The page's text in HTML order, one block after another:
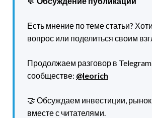
Есть мнение по теме статьи?
вопрос или поделиться своим
Продолжаем разговор в
сообществе: @leorich
🤝 Обсуждаем инвестиции,
вместе с читателями.